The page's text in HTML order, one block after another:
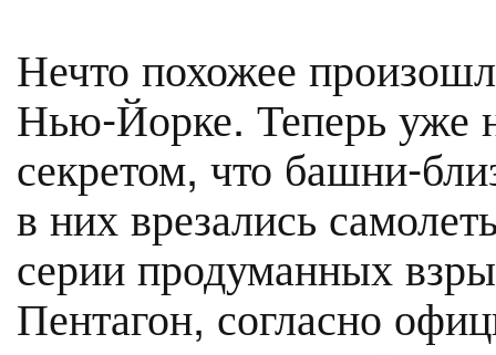
Нечто похожее
Нью-Йорке. Теперь уже
секретом, что башни-
в них врезались
серии продуманных
Пентагон, согласно